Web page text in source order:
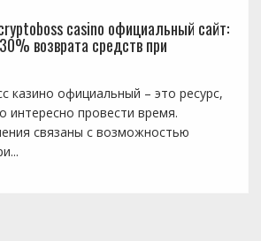
casino официальный сайт:
возврата средств при
казино официальный – это ресурс,
провести время.
связаны с возможностью